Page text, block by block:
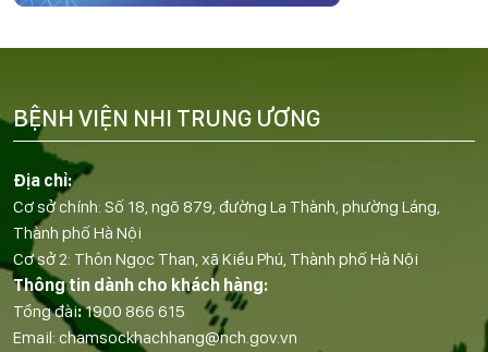
Địa chỉ:
Cơ sở chính: Số 18, ngõ 879, đường La Thành, phường Láng,
Thành phố Hà Nội
Cơ sở 2: Thôn Ngọc Than, xã Kiều Phú, Thành phố Hà Nội
Thông tin dành cho khách hàng:
Tổng đài:1900 866 615
Email: chamsockhachhang@nch.gov.vn
BỆNH VIỆN NHI TRUNG ƯƠNG